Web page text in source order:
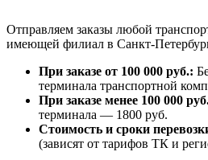
Отправляем заказы любой
имеющей филиал в Санкт-
При заказе от 100 000 руб.:
терминала транспортной
При заказе менее 100 000
терминала — 1800 руб.
Стоимость и сроки
(зависят от тарифов ТК и